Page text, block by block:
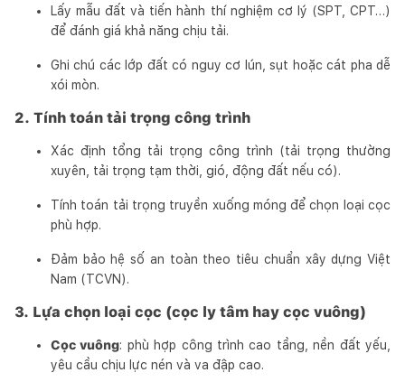
Lấy mẫu đất và tiến hành thí nghiệm cơ lý (SPT, CPT…)
để đánh giá khả năng chịu tải.
Ghi chú các lớp đất có nguy cơ lún, sụt hoặc cát pha dễ
xói mòn.
2. Tính toán tải trọng công trình
Xác định tổng tải trọng công trình (tải trọng thường
xuyên, tải trọng tạm thời, gió, động đất nếu có).
Tính toán tải trọng truyền xuống móng để chọn loại cọc
phù hợp.
Đảm bảo hệ số an toàn theo tiêu chuẩn xây dựng Việt
Nam (TCVN).
3. Lựa chọn loại cọc (cọc ly tâm hay cọc vuông)
Cọc vuông: phù hợp công trình cao tầng, nền đất yếu,
yêu cầu chịu lực nén và va đập cao.